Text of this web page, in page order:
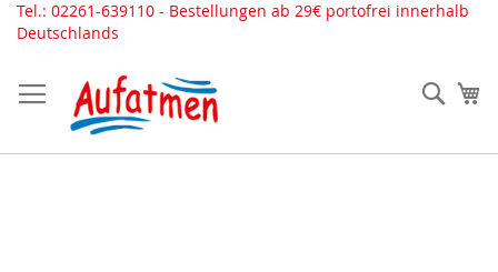
Direkt
zum
Tel.: 02261-639110 - Bestellungen ab 29€ portofrei innerhalb
Deutschlands